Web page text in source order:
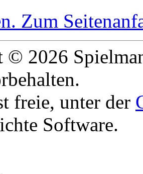
. Zum
© 2026
freie, unter der
Software.